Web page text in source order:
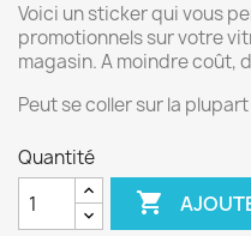
Voici un sticker qui vous
promotionnels sur votre
magasin. A moindre coût,
Peut se coller sur la
Quantité
